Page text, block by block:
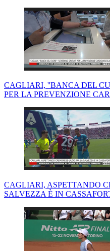
CAGLIARI, ''BANCA DEL
PER LA PREVENZIONE
CAGLIARI, ASPETTANDO
SALVEZZA È IN